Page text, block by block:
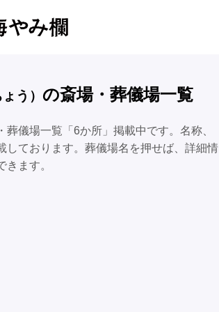
う） の斎場・葬儀場一覧
葬儀場一覧「6か所」掲載中です。名称、
しております。葬儀場名を押せば、詳細情
きます。